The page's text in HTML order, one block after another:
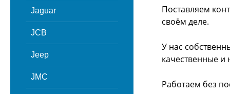
Jaguar
JCB
Jeep
JMC
Поставляем
своём деле.
У нас
качественные и
Работаем без